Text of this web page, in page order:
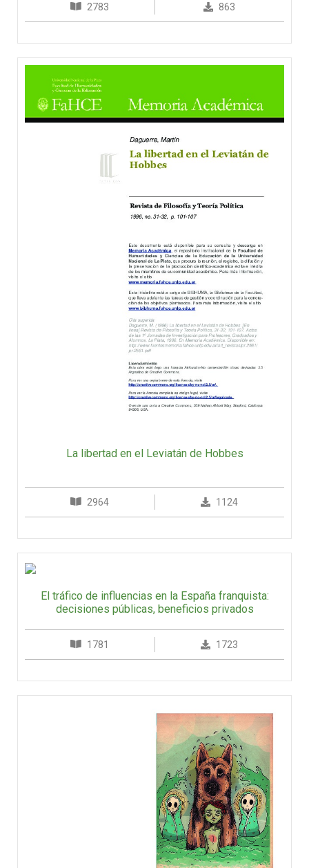
2783 863
La libertad en el Leviatán de Hobbes
2964 1124
El tráfico de influencias en la España franquista:
decisiones públicas, beneficios privados
1781 1723